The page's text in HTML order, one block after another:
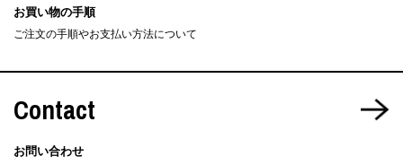
お買い物の手順
ご注文の手順やお支払い方法について
Contact
お問い合わせ